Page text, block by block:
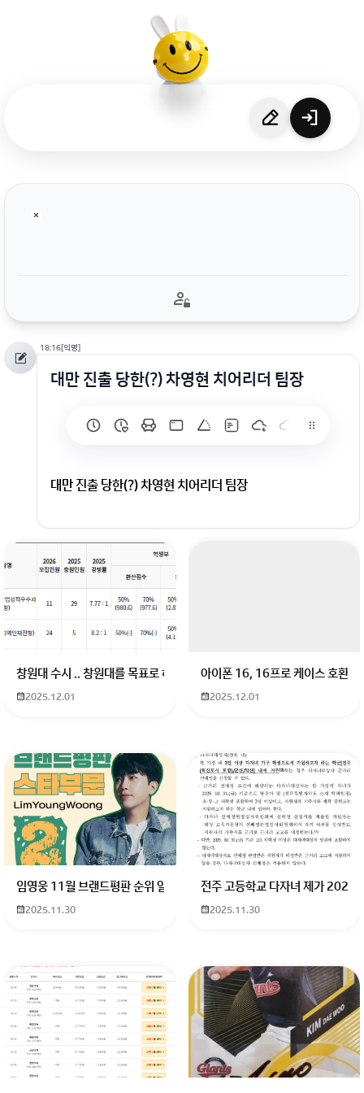
18:16[익명]
대만 진출 당한(?) 차영현 치어리더 팀장
대만 진출 당한(?) 차영현 치어리더 팀장
회원가입 혹은 광고 [X]를 누르면 내용이 보입니다
창원대 수시 .. 창원대를 목표로 하고 있는 09년생입니다 지금 제 내신이 5
2025.12.01
아이폰 16, 16프로 케이스 호환
2025.12.01
임영웅 11월 브랜드평판 순위 알고싶어요 임영웅 11월 브랜드평판에서
2025.11.30
전주 고등학교 다자녀 제가 2027
2025.11.30